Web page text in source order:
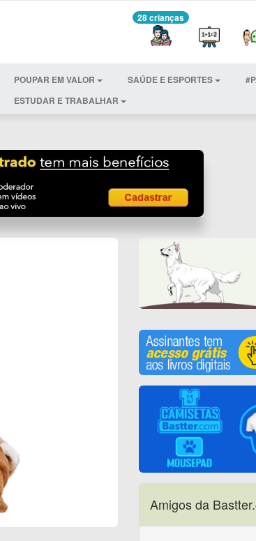
28 crianças
POUPAR EM VALOR SAÚDE E ESPORTES
ESTUDAR E TRABALHAR
Amigos da